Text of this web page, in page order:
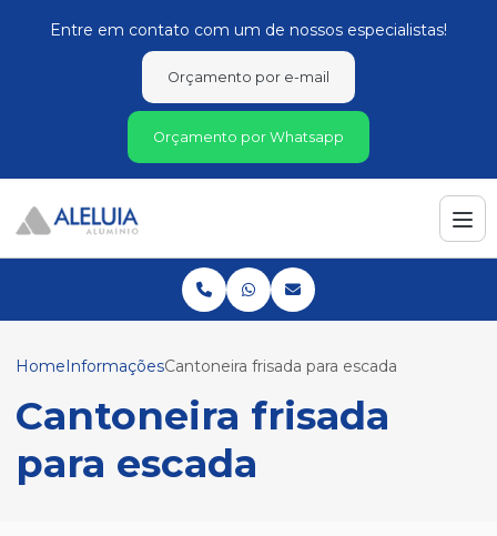
Entre em contato com um de nossos especialistas!
Orçamento por e-mail
Orçamento por Whatsapp
HomeInformaçõesCantoneira frisada para escada
Cantoneira frisada
para escada